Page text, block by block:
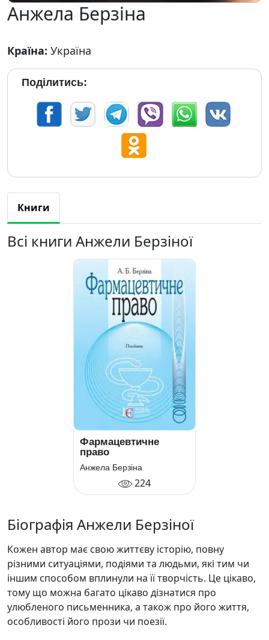
Анжела Берзіна
Країна: Україна
Поділитись:
Книги
Всі книги Анжели Берзіної
Фармацевтичне
право
Анжела Берзіна
224
Біографія Анжели Берзіної
Кожен автор має свою життєву історію, повну
різними ситуаціями, подіями та людьми, які тим чи
іншим способом вплинули на її творчість. Це цікаво,
тому що можна багато цікаво дізнатися про
улюбленого письменника, а також про його життя,
особливості його прози чи поезії.